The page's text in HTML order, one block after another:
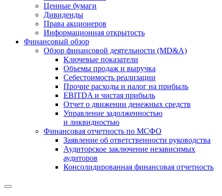
Ценные бумаги
Дивиденды
Права акционеров
Информационная открытость
Финансовый обзор
Обзор финансовой деятельности (MD&A)
Ключевые показатели
Объемы продаж и выручка
Себестоимость реализации
Прочие расходы и налог на прибыль
EBITDA и чистая прибыль
Отчет о движении денежных средств
Управление задолженностью
и ликвидностью
Финансовая отчетность по МСФО
Заявление об ответственности руководства
Аудиторское заключение независимых
аудиторов
Консолидированная финансовая отчетность